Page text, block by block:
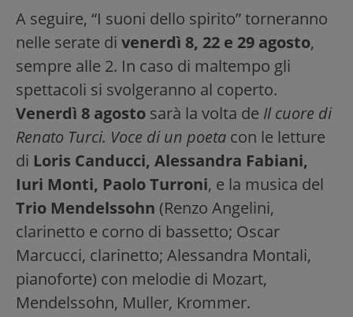
A seguire, “I suoni dello spirito” torneranno
nelle serate di venerdì 8, 22 e 29 agosto,
sempre alle 2. In caso di maltempo gli
spettacoli si svolgeranno al coperto.
Venerdì 8 agosto sarà la volta de Il cuore di
Renato Turci. Voce di un poeta con le letture
di Loris Canducci, Alessandra Fabiani,
Iuri Monti, Paolo Turroni, e la musica del
Trio Mendelssohn (Renzo Angelini,
clarinetto e corno di bassetto; Oscar
Marcucci, clarinetto; Alessandra Montali,
pianoforte) con melodie di Mozart,
Mendelssohn, Muller, Krommer.